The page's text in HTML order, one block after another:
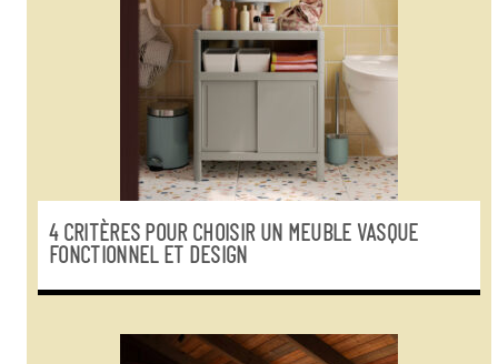
4 CRITÈRES POUR CHOISIR UN MEUBLE VASQUE
FONCTIONNEL ET DESIGN